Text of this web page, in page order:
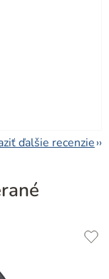
ďalšie recenzie